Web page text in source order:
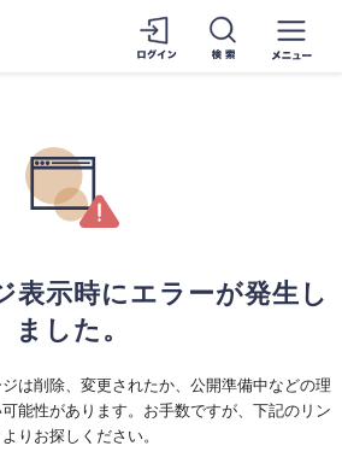
表示時にエラーが発生し
ました。
は削除、変更されたか、公開準備中などの理
能性があります。お手数ですが、下記のリン
りお探しください。